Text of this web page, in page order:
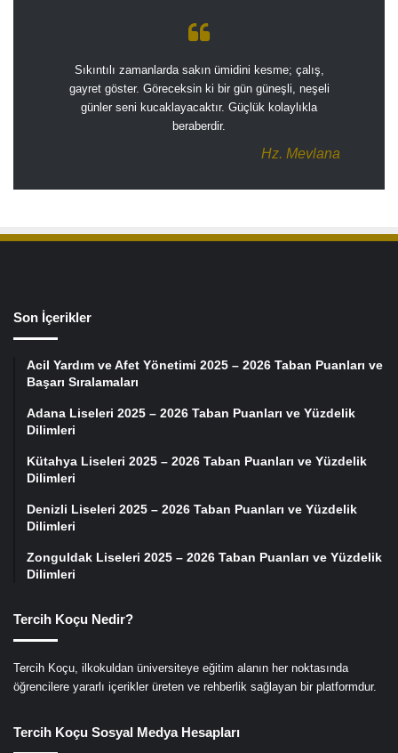
Sıkıntılı zamanlarda sakın ümidini kesme; çalış,
gayret göster. Göreceksin ki bir gün güneşli, neşeli
günler seni kucaklayacaktır. Güçlük kolaylıkla
beraberdir.
Hz. Mevlana
Son İçerikler
Acil Yardım ve Afet Yönetimi 2025 – 2026 Taban Puanları ve
Başarı Sıralamaları
Adana Liseleri 2025 – 2026 Taban Puanları ve Yüzdelik
Dilimleri
Kütahya Liseleri 2025 – 2026 Taban Puanları ve Yüzdelik
Dilimleri
Denizli Liseleri 2025 – 2026 Taban Puanları ve Yüzdelik
Dilimleri
Zonguldak Liseleri 2025 – 2026 Taban Puanları ve Yüzdelik
Dilimleri
Tercih Koçu Nedir?
Tercih Koçu, ilkokuldan üniversiteye eğitim alanın her noktasında
öğrencilere yararlı içerikler üreten ve rehberlik sağlayan bir platformdur.
Tercih Koçu Sosyal Medya Hesapları